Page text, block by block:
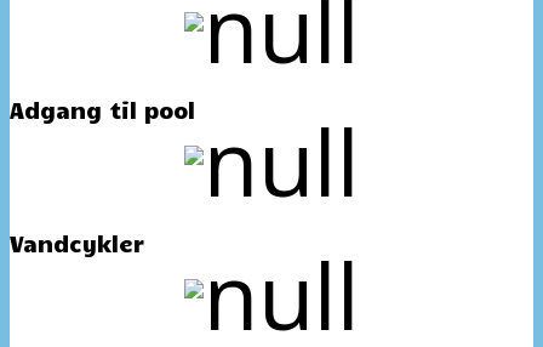
Adgang til pool
Vandcykler